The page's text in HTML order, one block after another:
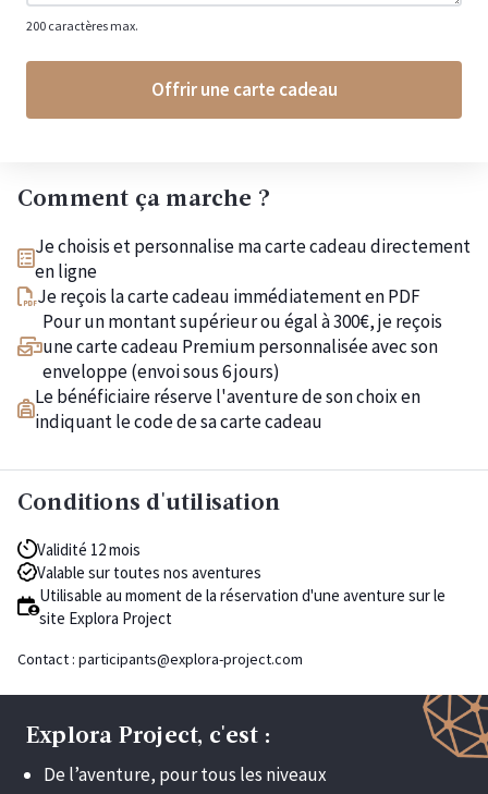
200 caractères max.
Offrir une carte cadeau
Comment ça marche ?
Je choisis et personnalise ma carte cadeau directement
en ligne
Je reçois la carte cadeau immédiatement en PDF
Pour un montant supérieur ou égal à 300€, je reçois
une carte cadeau Premium personnalisée avec son
enveloppe (envoi sous 6 jours)
Le bénéficiaire réserve l'aventure de son choix en
indiquant le code de sa carte cadeau
Conditions d'utilisation
Validité 12 mois
Valable sur toutes nos aventures
Utilisable au moment de la réservation d'une aventure sur le
site Explora Project
Contact : participants@explora-project.com
Explora Project, c'est :
De l’aventure, pour tous les niveaux